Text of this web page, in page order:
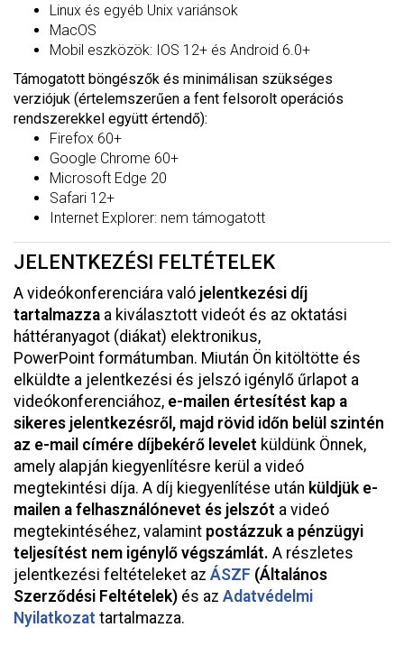
Linux és egyéb Unix variánsok
MacOS
Mobil eszközök: IOS 12+ és Android 6.0+
Támogatott böngészők és minimálisan szükséges
verziójuk (értelemszerűen a fent felsorolt operációs
rendszerekkel együtt értendő):
Firefox 60+
Google Chrome 60+
Microsoft Edge 20
Safari 12+
Internet Explorer: nem támogatott
JELENTKEZÉSI FELTÉTELEK
A videókonferenciára való jelentkezési díj
tartalmazza a kiválasztott videót és az oktatási
háttéranyagot (diákat) elektronikus,
PowerPoint formátumban. Miután Ön kitöltötte és
elküldte a jelentkezési és jelszó igénylő űrlapot a
videókonferenciához, e-mailen értesítést kap a
sikeres jelentkezésről, majd rövid időn belül szintén
az e-mail címére díjbekérő levelet küldünk Önnek,
amely alapján kiegyenlítésre kerül a videó
megtekintési díja. A díj kiegyenlítése után küldjük e-
mailen a felhasználónevet és jelszót a videó
megtekintéséhez, valamint postázzuk a pénzügyi
teljesítést nem igénylő végszámlát. A részletes
jelentkezési feltételeket az ÁSZF (Általános
Szerződési Feltételek) és az Adatvédelmi
Nyilatkozat tartalmazza.